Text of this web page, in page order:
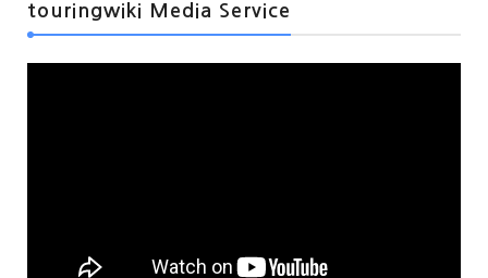
touringwiki Media Service